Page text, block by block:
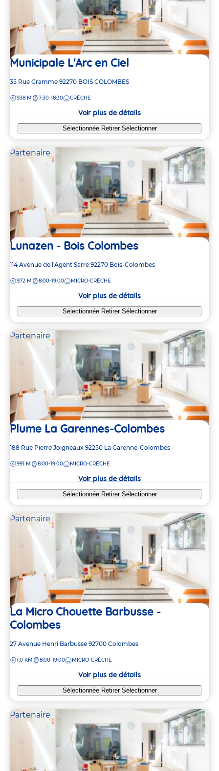
Municipale L'Arc en Ciel
Adresse
la
35 Rue Gramme 92270 BOIS COLOMBES
DISTANCE
938 M 7:30-18:30 CRÈCHE
Voir plus de détails
Sélectionnée Retirer Sélectionner
Partenaire
Lunazen - Bois Colombes
Adresse
la
114 Avenue de l'Agent Sarre 92270 Bois-Colombes
DISTANCE
972 M 8:00-19:00 MICRO-CRÈCHE
Voir plus de détails
Sélectionnée Retirer Sélectionner
Partenaire
Plume La Garennes-Colombes
Adresse
la
188 Rue Pierre Joigneaux 92250 La Garenne-Colombes
DISTANCE
991 M 8:00-19:00 MICRO-CRÈCHE
Voir plus de détails
Sélectionnée Retirer Sélectionner
Partenaire
La Micro Chouette Barbusse -
Colombes
Adresse
la
27 Avenue Henri Barbusse 92700 Colombes
DISTANCE
1,0 KM 8:00-19:00 MICRO-CRÈCHE
Voir plus de détails
Sélectionnée Retirer Sélectionner
Partenaire